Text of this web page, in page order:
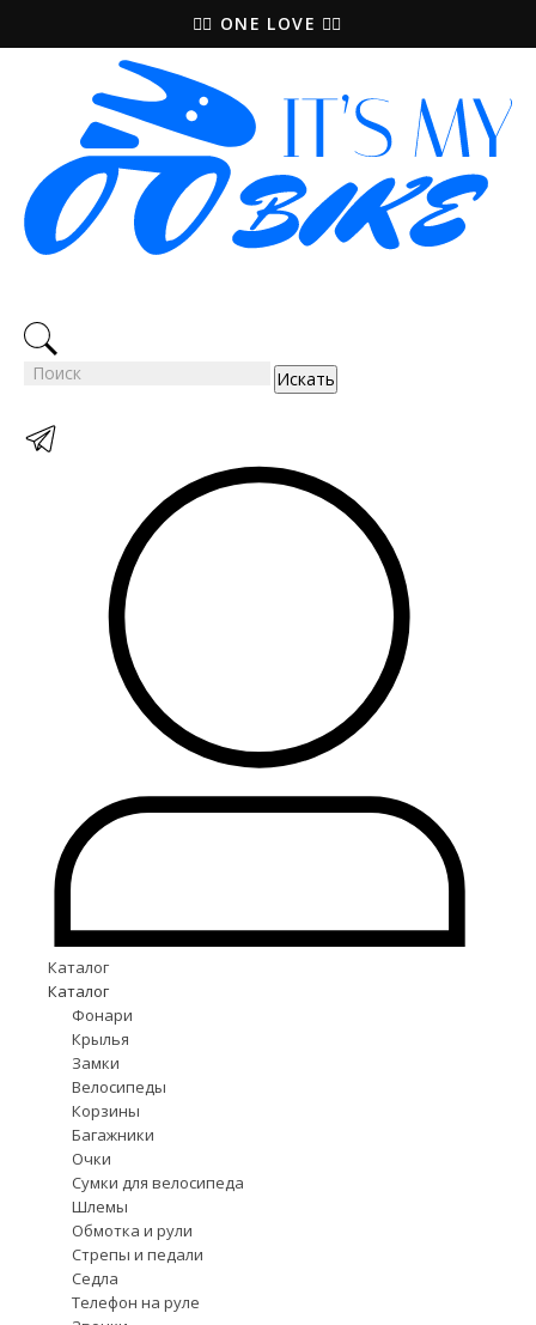
🚵‍♀️ ONE LOVE 🚴‍♀️
Искать
Каталог
Каталог
Фонари
Крылья
Замки
Велосипеды
Корзины
Багажники
Очки
Сумки для велосипеда
Шлемы
Обмотка и рули
Стрепы и педали
Седла
Телефон на руле